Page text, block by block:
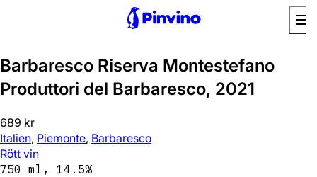
Barbaresco Riserva Montestefano
Produttori del Barbaresco, 2021
689 kr
Italien, Piemonte, Barbaresco
Rött vin
750 ml, 14.5%